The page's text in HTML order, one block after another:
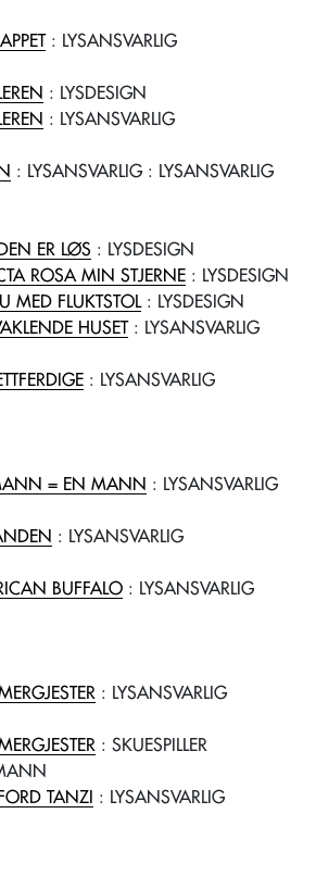
: LYSANSVARLIG
: LYSDESIGN
: LYSANSVARLIG
: LYSANSVARLIG: LYSANSVARLIG
ER LØS : LYSDESIGN
ROSA MIN STJERNE : LYSDESIGN
MED FLUKTSTOL: LYSDESIGN
HUSET: LYSANSVARLIG
: LYSANSVARLIG
= EN MANN : LYSANSVARLIG
: LYSANSVARLIG
BUFFALO : LYSANSVARLIG
: LYSANSVARLIG
: SKUESPILLER
TANZI
: LYSANSVARLIG